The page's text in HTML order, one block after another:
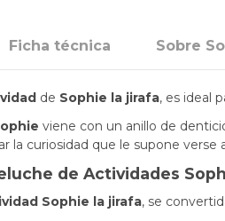
Ficha técnica Sobre
de Sophie la jirafa, es ideal
viene con un anillo de
la curiosidad que le supone
de Actividades
Sophie la jirafa, se